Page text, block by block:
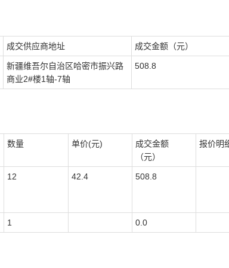
成交供应商地址 成交金额（元）
新疆维吾尔自治区哈密市振兴路
商业2#楼1轴-7轴
508.8
数量 单价(元)
成交金额
（元）
报价明
12 42.4 508.8
1 0.0